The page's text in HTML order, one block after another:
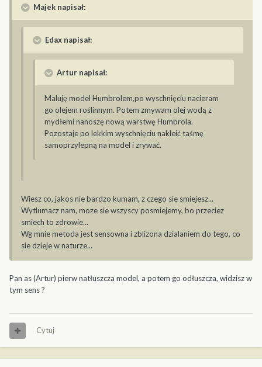
Majek napisał:
Edax napisał:
Artur napisał:
Maluję model Humbrolem,po wyschnięciu nacieram
go olejem roślinnym. Potem zmywam olej wodą z
mydłemi nanoszę nową warstwę Humbrola.
Pozostaje po lekkim wyschnięciu nakleić taśmę
samoprzylepną na model i zrywać.
Wiesz co, jakos nie bardzo kumam, z czego sie smiejesz...
Wytlumacz nam, moze sie wszyscy posmiejemy, bo przeciez
smiech to zdrowie...
Wg mnie metoda jest sensowna i zblizona dzialaniem do tego, co
sie dzieje w naturze...
Pan as (Artur) pierw natłuszcza model, a potem go odłuszcza, widzisz w
tym sens ?
Cytuj